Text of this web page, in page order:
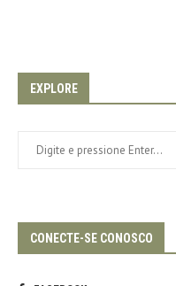
EXPLORE
CONECTE-SE CONOSCO